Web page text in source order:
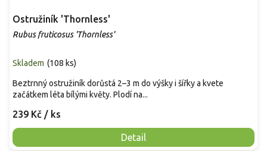
Ostružiník 'Thornless'
Rubus fruticosus 'Thornless'
Skladem (108 ks)
239 Kč / ks
Detail
Beztrnný ostružiník dorůstá 2–3 m do výšky i šířky a kvete
začátkem léta bílými květy. Plodí na...